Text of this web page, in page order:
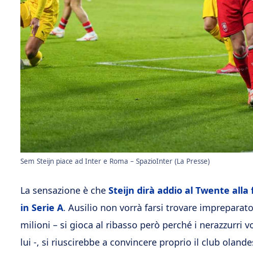
Sem Steijn piace ad Inter e Roma – SpazioInter (La Presse)
La sensazione è che Steijn dirà addio al Twente
in Serie A. Ausilio non vorrà farsi trovare
milioni – si gioca al ribasso però perché i nerazzurri
lui -, si riuscirebbe a convincere proprio il club